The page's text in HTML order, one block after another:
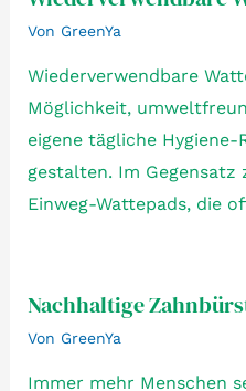
Von GreenYa
Wiederverwendbare
Möglichkeit,
eigene tägliche
gestalten. Im
Einweg-Wattepads, die
Nachhaltige
Von GreenYa
Immer mehr Menschen